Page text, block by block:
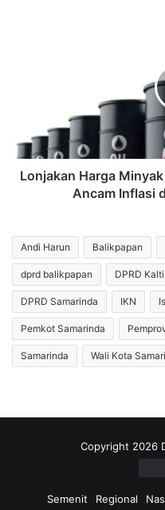
Ancam
Inflasi
dan
Lonjakan Harga
Ancam Inflasi
Andi Harun Balikpapan
dprd balikpapan DPRD
DPRD Samarinda IKN
Pemkot Samarinda
Samarinda Wali Kota
Copyright 2026
Semenit Regional